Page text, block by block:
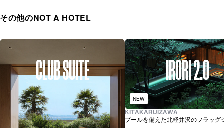
その他のNOT A HOTEL
CLUB SUITE IRORI 2.0
NEW
KITAKARUIZAWA
プールを備えた北軽井沢のフラッグ